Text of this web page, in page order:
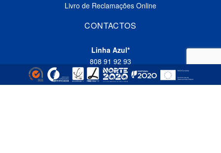
Livro de Reclamações Online
CONTACTOS
Linha Azul*
808 91 92 93
(*custo de uma chamada local nacional)